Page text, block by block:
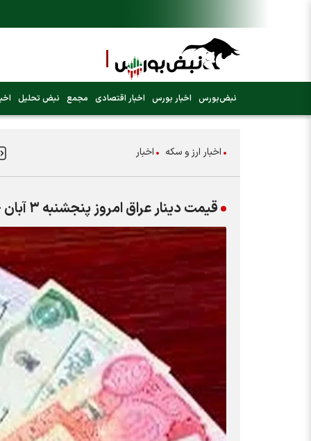
نبض‌بورس اخبار بورس اخبار اقتصادی مجمع نبض تحلیل
اخبار ارز و سکه اخبار
قیمت دینار عراق امروز پنجشنبه ۳ آبان + جدول